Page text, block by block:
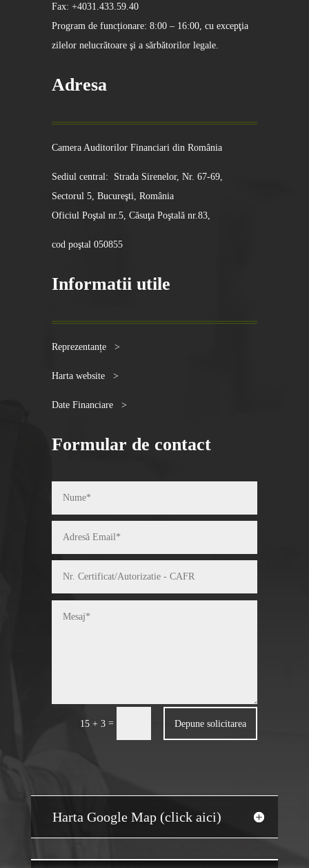
Fax: +4031.433.59.40
Program de funcționare: 8:00 – 16:00, cu excepţia
zilelor nelucrătoare şi a sărbătorilor legale.
Adresa
Camera Auditorilor Financiari din România
Sediul central: Strada Sirenelor, Nr. 67-69,
Sectorul 5, Bucureşti, România
Oficiul Poştal nr.5, Căsuţa Poştală nr.83,
cod poştal 050855
Informatii utile
Reprezentanțe >
Harta website >
Date Financiare >
Formular de contact
15 + 3 = Depune solicitarea
Harta Google Map (click aici)